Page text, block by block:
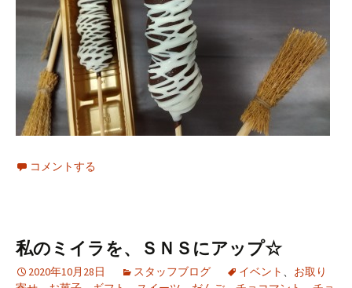
コメントする
私のミイラを、ＳＮＳにアップ☆
2020年10月28日 スタッフブログ イベント 、 お取り